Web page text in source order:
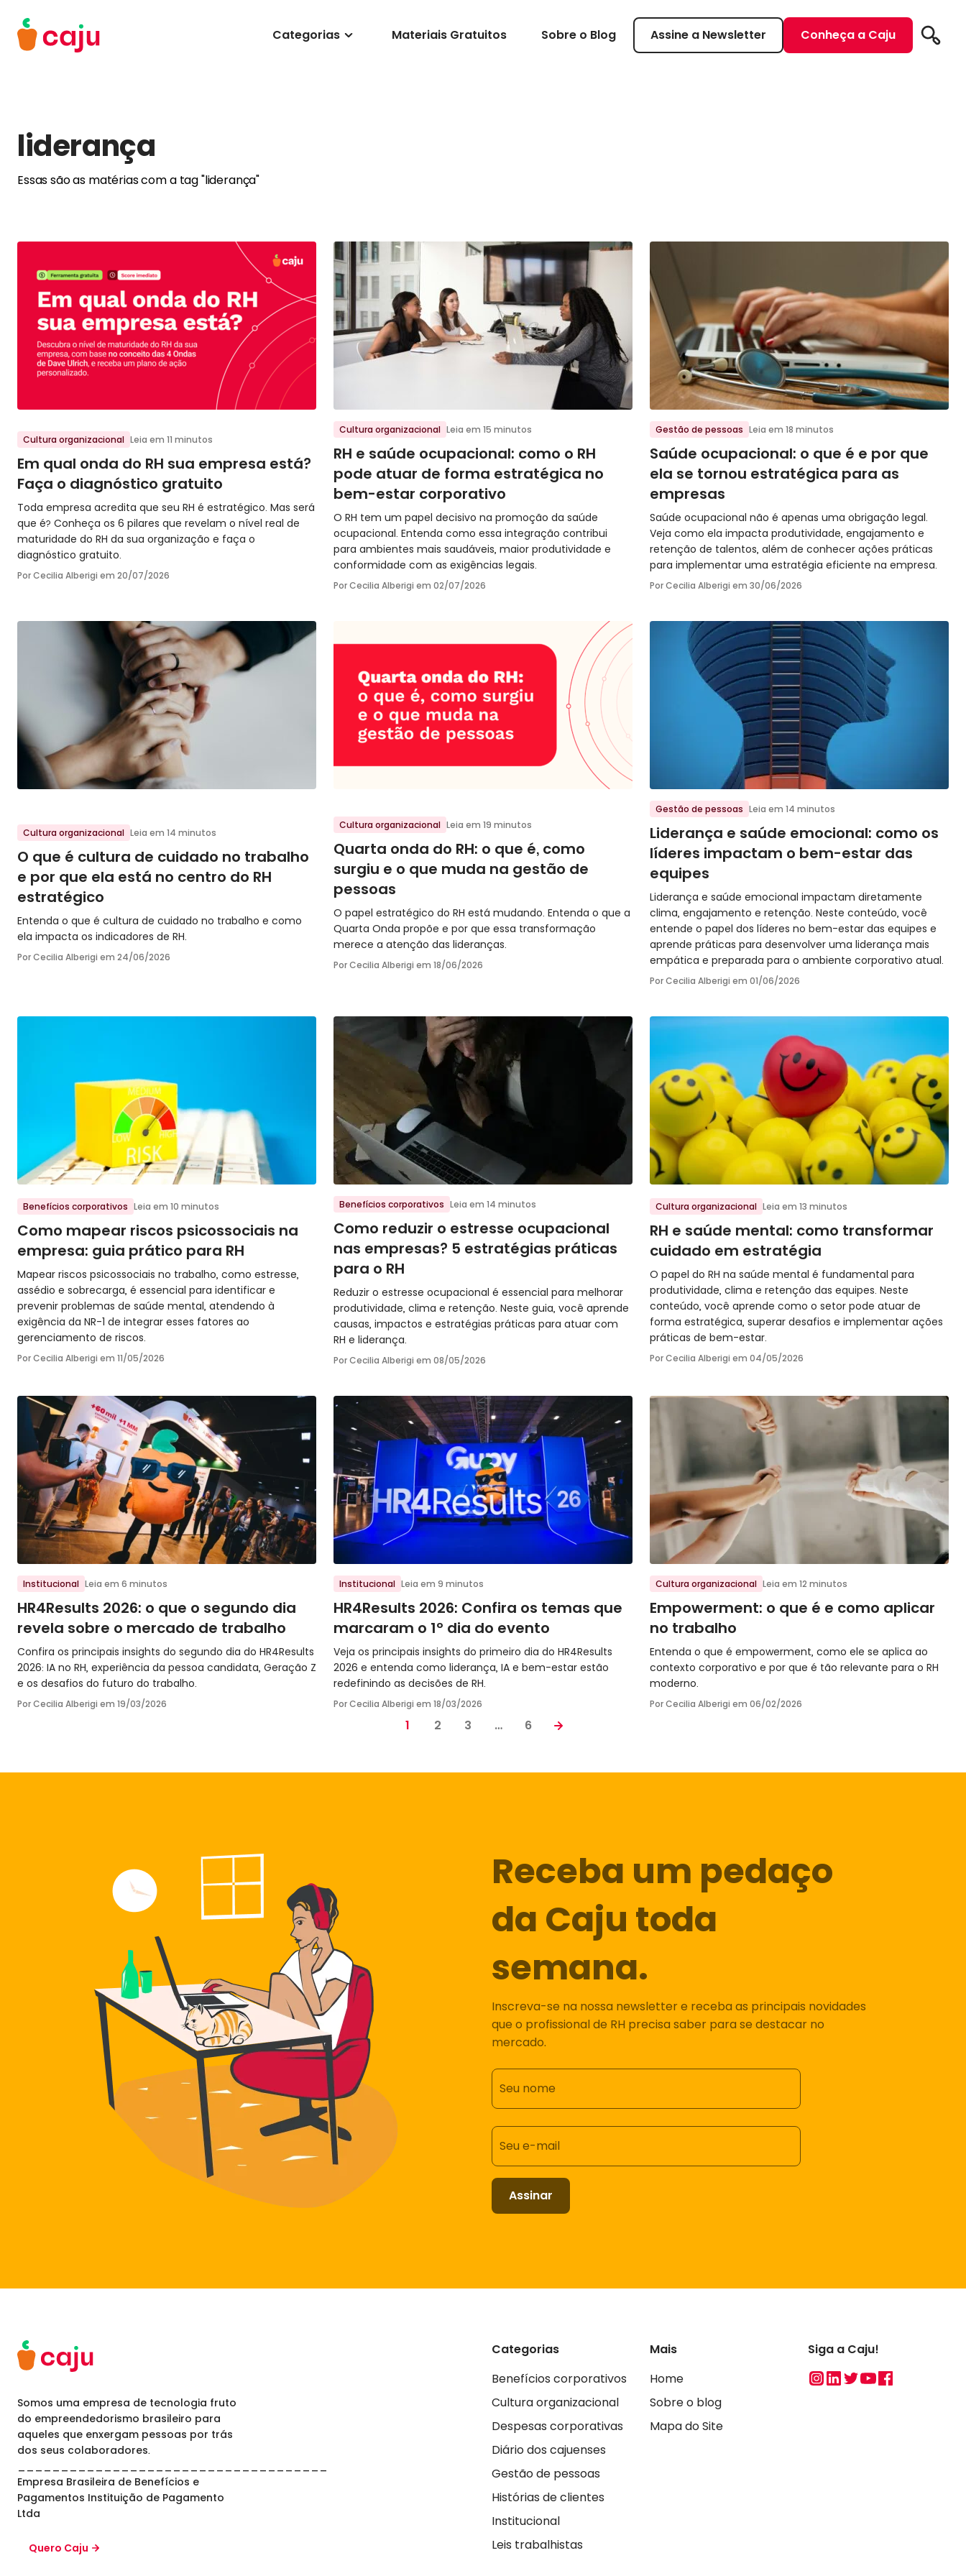
Menu Principal
Categorias Materiais Gratuitos Sobre o Blog Assine a Newsletter Conheça a Caju
liderança
Essas são as matérias com a tag "liderança"
Cultura organizacional Leia em 11 minutos
Em qual onda do RH sua empresa está?
Faça o diagnóstico gratuito
Toda empresa acredita que seu RH é estratégico. Mas será
que é? Conheça os 6 pilares que revelam o nível real de
maturidade do RH da sua organização e faça o
diagnóstico gratuito.
Por Cecilia Alberigi em 20/07/2026
Ir para o post
Cultura organizacional Leia em 15 minutos
RH e saúde ocupacional: como o RH
pode atuar de forma estratégica no
bem-estar corporativo
O RH tem um papel decisivo na promoção da saúde
ocupacional. Entenda como essa integração contribui
para ambientes mais saudáveis, maior produtividade e
conformidade com as exigências legais.
Por Cecilia Alberigi em 02/07/2026
Ir para o post
Gestão de pessoas Leia em 18 minutos
Saúde ocupacional: o que é e por que
ela se tornou estratégica para as
empresas
Saúde ocupacional não é apenas uma obrigação legal.
Veja como ela impacta produtividade, engajamento e
retenção de talentos, além de conhecer ações práticas
para implementar uma estratégia eficiente na empresa.
Por Cecilia Alberigi em 30/06/2026
Cultura organizacional Leia em 14 minutos
O que é cultura de cuidado no trabalho
e por que ela está no centro do RH
estratégico
Entenda o que é cultura de cuidado no trabalho e como
ela impacta os indicadores de RH.
Por Cecilia Alberigi em 24/06/2026
Cultura organizacional Leia em 19 minutos
Quarta onda do RH: o que é, como
surgiu e o que muda na gestão de
pessoas
O papel estratégico do RH está mudando. Entenda o que a
Quarta Onda propõe e por que essa transformação
merece a atenção das lideranças.
Por Cecilia Alberigi em 18/06/2026
Ir para o post
Gestão de pessoas Leia em 14 minutos
Liderança e saúde emocional: como os
líderes impactam o bem-estar das
equipes
Liderança e saúde emocional impactam diretamente
clima, engajamento e retenção. Neste conteúdo, você
entende o papel dos líderes no bem-estar das equipes e
aprende práticas para desenvolver uma liderança mais
empática e preparada para o ambiente corporativo atual.
Por Cecilia Alberigi em 01/06/2026
Benefícios corporativos Leia em 10 minutos
Como mapear riscos psicossociais na
empresa: guia prático para RH
Mapear riscos psicossociais no trabalho, como estresse,
assédio e sobrecarga, é essencial para identificar e
prevenir problemas de saúde mental, atendendo à
exigência da NR-1 de integrar esses fatores ao
gerenciamento de riscos.
Por Cecilia Alberigi em 11/05/2026
Ir para o post
Benefícios corporativos Leia em 14 minutos
Como reduzir o estresse ocupacional
nas empresas? 5 estratégias práticas
para o RH
Reduzir o estresse ocupacional é essencial para melhorar
produtividade, clima e retenção. Neste guia, você aprende
causas, impactos e estratégias práticas para atuar com
RH e liderança.
Por Cecilia Alberigi em 08/05/2026
Cultura organizacional Leia em 13 minutos
RH e saúde mental: como transformar
cuidado em estratégia
O papel do RH na saúde mental é fundamental para
produtividade, clima e retenção das equipes. Neste
conteúdo, você aprende como o setor pode atuar de
forma estratégica, superar desafios e implementar ações
práticas de bem-estar.
Por Cecilia Alberigi em 04/05/2026
Ir para o post
Institucional Leia em 6 minutos
HR4Results 2026: o que o segundo dia
revela sobre o mercado de trabalho
Confira os principais insights do segundo dia do HR4Results
2026: IA no RH, experiência da pessoa candidata, Geração Z
e os desafios do futuro do trabalho.
Por Cecilia Alberigi em 19/03/2026
Ir para o post
Institucional Leia em 9 minutos
HR4Results 2026: Confira os temas que
marcaram o 1º dia do evento
Veja os principais insights do primeiro dia do HR4Results
2026 e entenda como liderança, IA e bem-estar estão
redefinindo as decisões de RH.
Por Cecilia Alberigi em 18/03/2026
Ir para o post
Cultura organizacional Leia em 12 minutos
Empowerment: o que é e como aplicar
no trabalho
Entenda o que é empowerment, como ele se aplica ao
contexto corporativo e por que é tão relevante para o RH
moderno.
Por Cecilia Alberigi em 06/02/2026
1 2 3 … 6
Receba um pedaço
da Caju toda
semana.
Inscreva-se na nossa newsletter e receba as principais novidades
que o profissional de RH precisa saber para se destacar no
mercado.
Seu nome
Seu e-mail
Assinar
Somos uma empresa de tecnologia fruto
do empreendedorismo brasileiro para
aqueles que enxergam pessoas por trás
dos seus colaboradores.
____________________________________
Empresa Brasileira de Benefícios e
Pagamentos Instituição de Pagamento
Ltda
Quero Caju
Categorias
Benefícios corporativos
Cultura organizacional
Despesas corporativas
Diário dos cajuenses
Gestão de pessoas
Histórias de clientes
Institucional
Leis trabalhistas
Mais
Home
Sobre o blog
Mapa do Site
Siga a Caju!
Instagram
Linkedin
TwitterYoutubeFacebook